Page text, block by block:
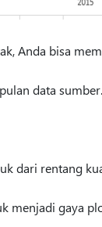
Anda bisa
data sumber.
dari rentang
menjadi gaya